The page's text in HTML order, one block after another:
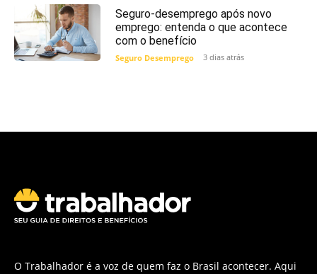
Seguro-desemprego após novo
emprego: entenda o que acontece
com o benefício
Seguro Desemprego 3 dias atrás
O Trabalhador é a voz de quem faz o Brasil acontecer. Aqui